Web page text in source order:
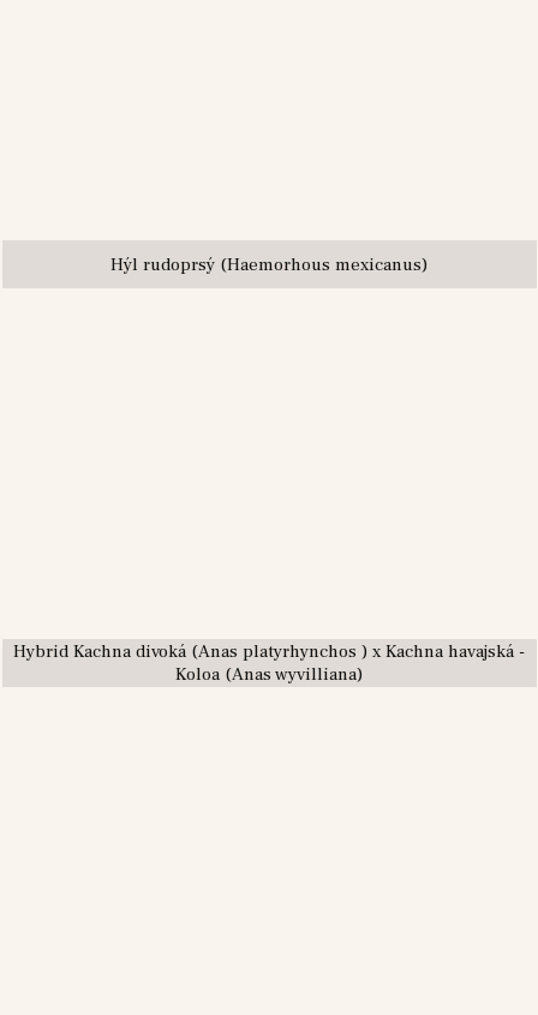
Hýl rudoprsý (Haemorhous mexicanus)
Hybrid Kachna divoká (Anas platyrhynchos ) x Kachna havajská -
Koloa (Anas wyvilliana)